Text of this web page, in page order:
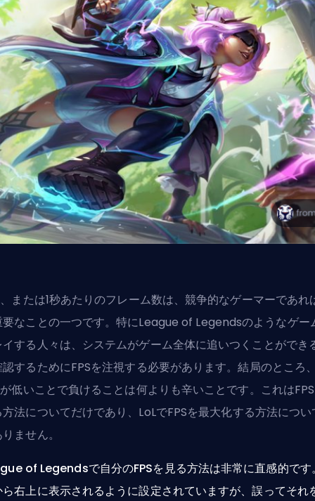
、または1秒あたりのフレーム数は、競争的なゲーマーであれ
要なことの一つです。特にLeague of Legendsのようなゲー
する人々は、システムがゲーム全体に追いつくことができ
するためにFPSを注視する必要があります。結局のところ、
低いことで負けることは何よりも辛いことです。これは
法についてだけであり、 LoLでFPSを最大化する方法につい
ません。
of Legendsで自分のFPSを見る方法は非常に直感的です
右上に表示されるように設定されていますが、誤ってそれ